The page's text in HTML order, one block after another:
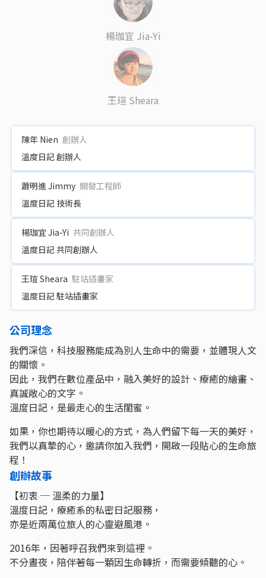
楊珈宜 Jia-Yi
王瑄 Sheara
陳年 Nien 創辦人
溫度日記 創辦人
蕭明進 Jimmy 開發工程師
溫度日記 技術長
楊珈宜 Jia-Yi 共同創辦人
溫度日記 共同創辦人
王瑄 Sheara 駐站插畫家
溫度日記 駐站插畫家
公司理念
我們深信，科技服務能成為別人生命中的需要，並體現人文
的關懷。
因此，我們在數位產品中，融入美好的設計、療癒的繪畫、
真誠敞心的文字。
溫度日記，是最走心的生活閨蜜。
如果，你也期待以暖心的方式，為人們留下每一天的美好，
我們以真摯的心，邀請你加入我們，開啟一段貼心的生命旅
程！
創辦故事
【初衷 ─ 溫柔的力量】
溫度日記，療癒系的私密日記服務，
亦是近兩萬位旅人的心靈避風港。
2016年，因著呼召我們來到這裡。
不分晝夜，陪伴著每一顆因生命轉折，而需要傾聽的心。